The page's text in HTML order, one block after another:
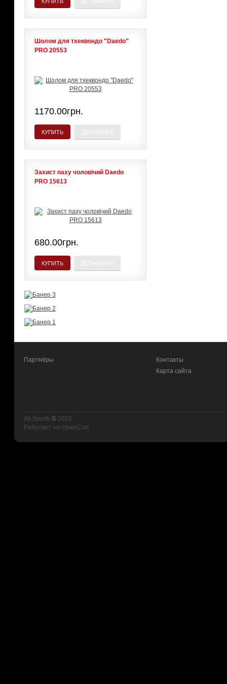
Шолом для тхеквондо "Daedo"
PRO 20553
1170.00грн.
КУПИТЬ
Захист паху чоловічий Daedo
PRO 15613
680.00грн.
КУПИТЬ
Партнёры
Контакты
Карта сайта
All Sports © 2026
Работает на OpenCart